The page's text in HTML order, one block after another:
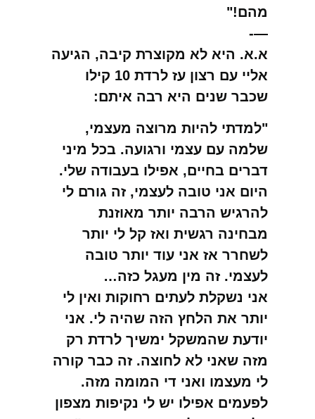
מהם!"
—-
א.א. היא לא מקוצרת קיבה, הגיעה
אליי עם רצון עז לרדת 10 קילו
שכבר שנים היא רבה איתם:
"למדתי להיות מרוצה מעצמי,
שלמה עם עצמי ורגועה. בכל מיני
דברים בחיים, אפילו בעבודה שלי.
היום אני טובה לעצמי, זה גורם לי
להרגיש הרבה יותר מאוזנת
מבחינה רגשית ואז קל לי יותר
לשחרר אז אני עוד יותר טובה
לעצמי. זה מין מעגל כזה…
אני נשקלת לעתים רחוקות ואין לי
יותר את הלחץ הזה שהיה לי. אני
יודעת שהמשקל ימשיך לרדת רק
מזה שאני לא לחוצה. זה כבר קורה
לי מעצמו ואני די המומה מזה.
לפעמים אפילו יש לי נקיפות מצפון